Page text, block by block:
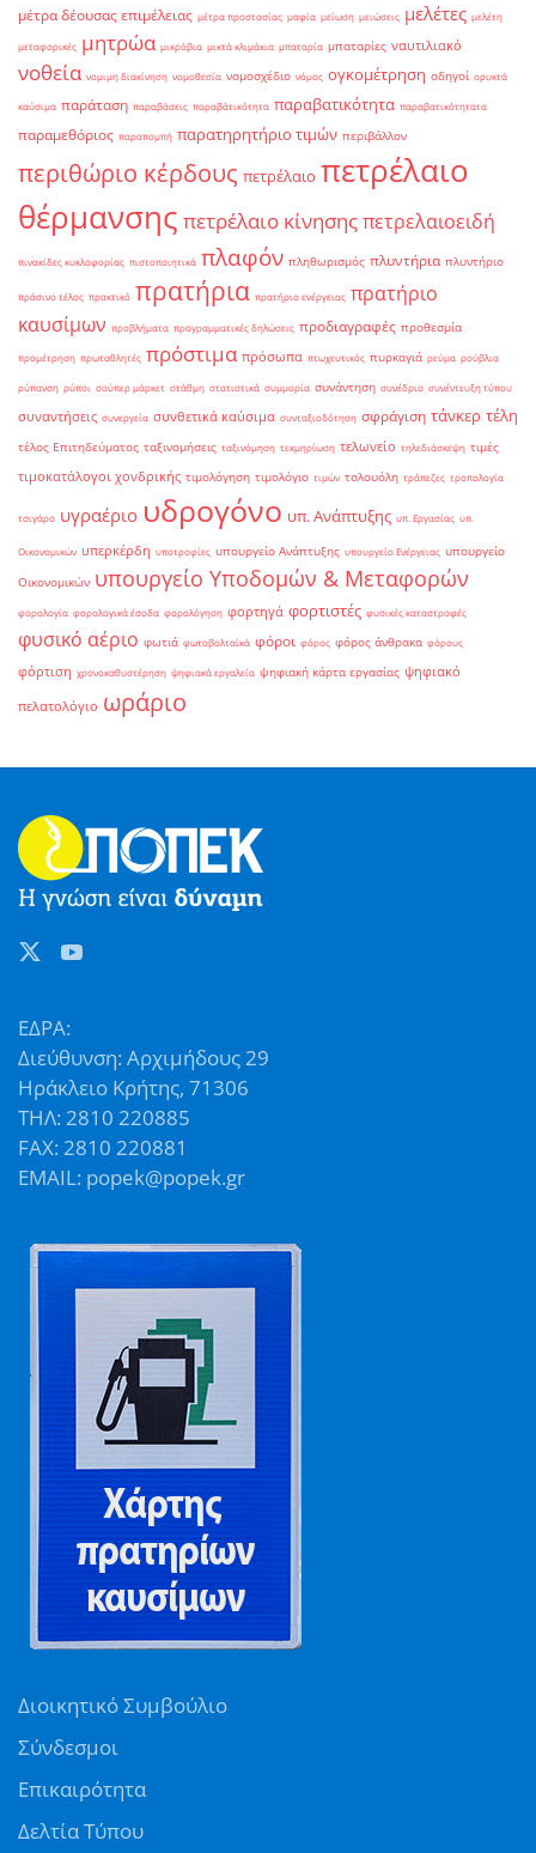
μέτρα δέουσας επιμέλειας μέτρα προστασίας μαφία μείωση μειώσεις μελέτες μελέτη
μεταφορικές μητρώα μικρόβια μικτά κλιμάκια μπαταρία μπαταρίες ναυτιλιακό
νοθεία νομιμη διακίνηση νομοθεσία νομοσχέδιο νόμος ογκομέτρηση οδηγοί ορυκτά
καύσιμα παράταση παραβάσεις παραβάτικότητα παραβατικότητα παραβατικότητατα
παραμεθόριος παραπομπή παρατηρητήριο τιμών περιβάλλον
περιθώριο κέρδους πετρέλαιο πετρέλαιο
θέρμανσης πετρέλαιο κίνησηςπετρελαιοειδή
πινακίδες κυκλοφορίας πιστοποιητικά πλαφόν πληθωρισμός πλυντήρια πλυντήριο
πράσινο τέλος πρακτικό πρατήρια πρατήριο ενέργειας πρατήριο
καυσίμων προβλήματα προγραμματικές δηλώσεις προδιαγραφές προθεσμία
προμέτρηση πρωταθλητές πρόστιμα πρόσωπα πτωχευτικός πυρκαγιά ρεύμα ρούβλια
ρύπανση ρύποι σούπερ μάρκετ στάθμη στατιστικά συμμορία συνάντηση συνέδριο συνέντευξη τύπου
συναντήσεις συνεργεία συνθετικά καύσιμα συνταξιοδότηση σφράγιση τάνκερ τέλη
τέλος Επιτηδεύματος ταξινομήσεις ταξινόμηση τεκμηρίωση τελωνείο τηλεδιάσκεψη τιμές
τιμοκατάλογοι χονδρικής τιμολόγηση τιμολόγιο τιμών τολουόλη τράπεζες τροπολογία
τσιγάρο υγραέριο υδρογόνο υπ. Ανάπτυξης υπ. Εργασίας υπ.
Οικονομικών υπερκέρδη υποτροφίες υπουργείο Ανάπτυξης υπουργείο Ενέργειας υπουργείο
Οικονομικών υπουργείο Υποδομών & Μεταφορών
φορολογία φορολογικά έσοδα φορολόγηση φορτηγά φορτιστές φυσικές καταστροφές
φυσικό αέριο φωτιά φωτοβολταϊκά φόροι φόρος φόρος άνθρακα φόρους
φόρτιση χρονοκαθυστέρηση ψηφιακά εργαλεία ψηφιακή κάρτα εργασίας ψηφιακό
πελατολόγιο ωράριο
ΕΔΡΑ:
Διεύθυνση: Αρχιμήδους 29
Ηράκλειο Κρήτης, 71306
ΤΗΛ: 2810 220885
FAX: 2810 220881
EMAIL: popek@popek.gr
Διοικητικό Συμβούλιο
Σύνδεσμοι
Επικαιρότητα
Δελτία Τύπου